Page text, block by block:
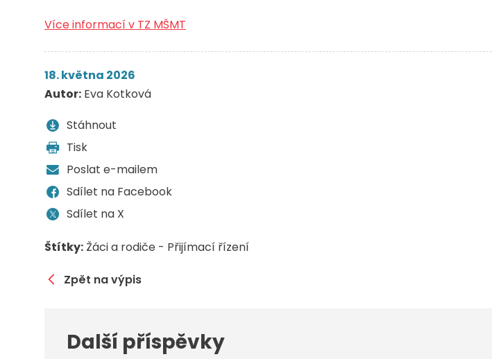
Více informací v TZ MŠMT
18. května 2026
Autor: Eva Kotková
Stáhnout
Tisk
Poslat e-mailem
Sdílet na Facebook
Sdílet na X
Štítky: Žáci a rodiče - Přijímací řízení
Zpět na výpis
Další příspěvky